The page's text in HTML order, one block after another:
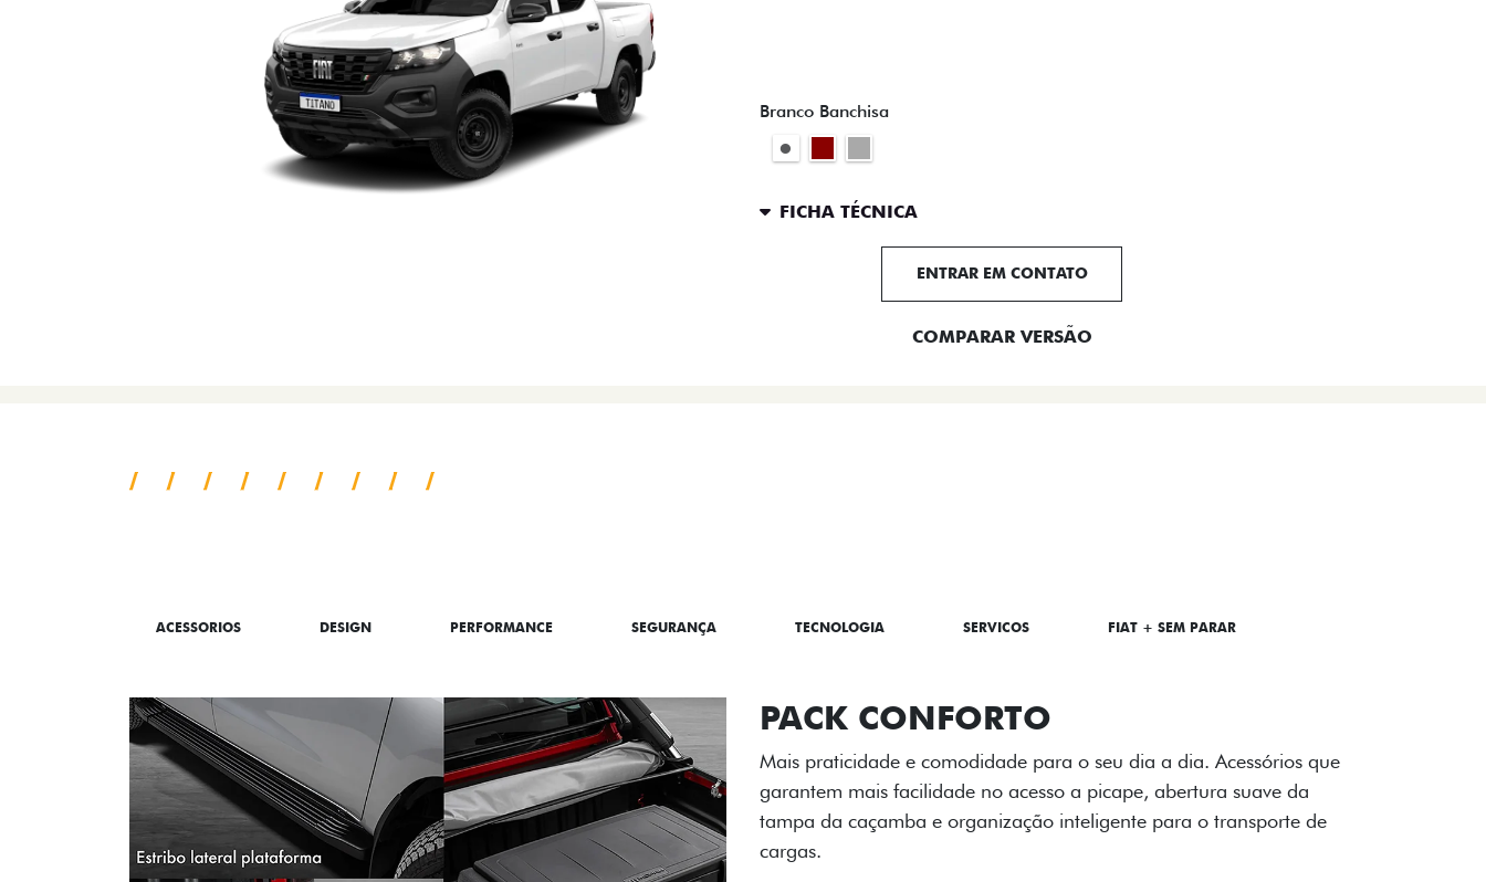
Branco Banchisa
FICHA TÉCNICA
ENTRAR EM CONTATO
COMPARAR VERSÃO
ACESSORIOS DESIGN PERFORMANCE SEGURANÇA TECNOLOGIA SERVICOS FIAT + SEM PARAR
PACK OFF-ROAD
Prepare sua picape para qualquer desafio. O Pack off-road combina
engate de reboque para até 3,5 toneladas, alargadores de para-
lamas e overbumper, oferecendo mais capacidade de reboque,
proteção extra para a carroceria e um visual ainda mais imponente